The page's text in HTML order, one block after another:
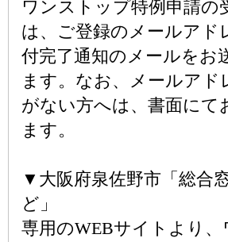
ワンストップ特例申請の
は、ご登録のメールアド
付完了通知のメールをお
ます。なお、メールアド
がない方へは、書面にて
ます。
▼大阪府泉佐野市「総合
ど」
専用のWEBサイトより